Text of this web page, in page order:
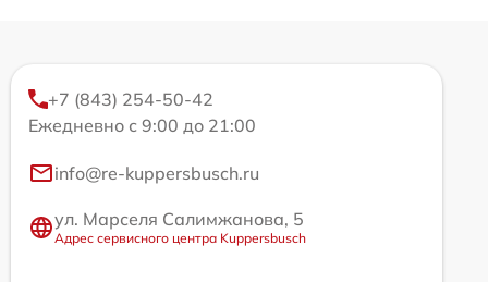
+7 (843) 254-50-42
Ежедневно с 9:00 до 21:00
info@re-kuppersbusch.ru
ул. Марселя Салимжанова, 5
Адрес сервисного центра Kuppersbusch